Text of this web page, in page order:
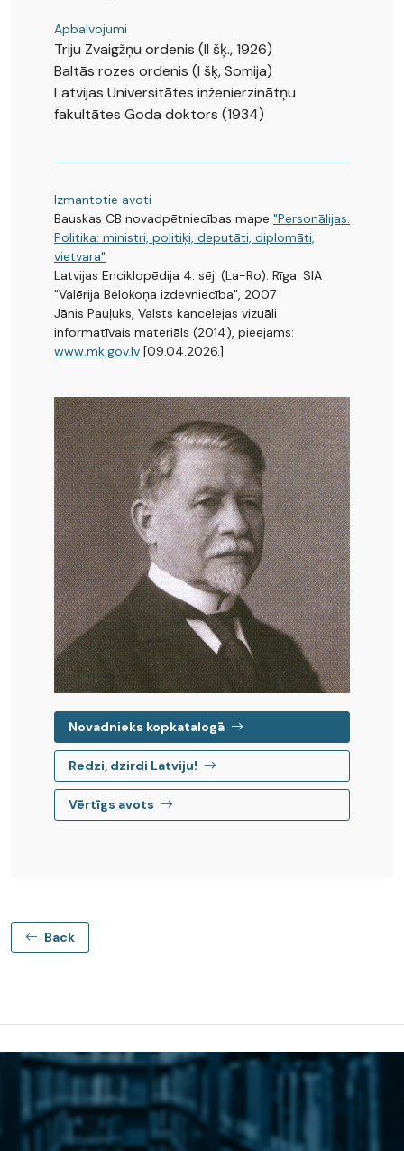
Apbalvojumi
Triju Zvaigžņu ordenis (II šķ., 1926)
Baltās rozes ordenis (I šķ, Somija)
Latvijas Universitātes inženierzinātņu
fakultātes Goda doktors (1934)
Izmantotie avoti
Bauskas CB novadpētniecības mape "Personālijas.
Politika: ministri, politiķi, deputāti, diplomāti,
vietvara"
Latvijas Enciklopēdija 4. sēj. (La-Ro). Rīga: SIA
"Valērija Belokoņa izdevniecība", 2007
Jānis Pauļuks, Valsts kancelejas vizuāli
informatīvais materiāls (2014), pieejams:
www.mk.gov.lv [09.04.2026.]
Novadnieks kopkatalogā
Redzi, dzirdi Latviju!
Vērtīgs avots
Back